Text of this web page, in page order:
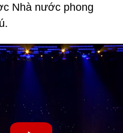
Nhà nước phong